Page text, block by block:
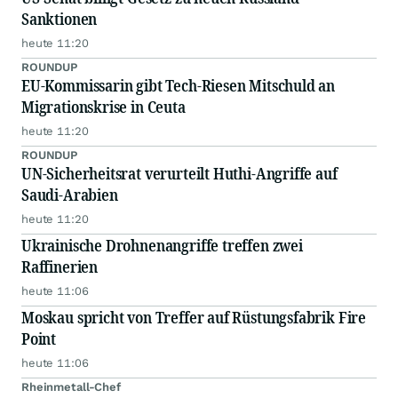
Sanktionen
heute 11:20
ROUNDUP
EU-Kommissarin gibt Tech-Riesen Mitschuld an
Migrationskrise in Ceuta
heute 11:20
ROUNDUP
UN-Sicherheitsrat verurteilt Huthi-Angriffe auf
Saudi-Arabien
heute 11:20
Ukrainische Drohnenangriffe treffen zwei
Raffinerien
heute 11:06
Moskau spricht von Treffer auf Rüstungsfabrik Fire
Point
heute 11:06
Rheinmetall-Chef